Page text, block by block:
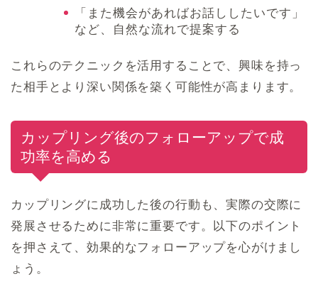
「また機会があればお話ししたいです」
など、自然な流れで提案する
これらのテクニックを活用することで、興味を持っ
た相手とより深い関係を築く可能性が高まります。
カップリング後のフォローアップで成
功率を高める
カップリングに成功した後の行動も、実際の交際に
発展させるために非常に重要です。以下のポイント
を押さえて、効果的なフォローアップを心がけまし
ょう。